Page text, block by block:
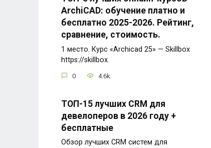
ArchiCAD: обучение платно и
бесплатно 2025-2026. Рейтинг,
сравнение, стоимость.
1 место. Курс «Archicad 25» — Skillbox
https://skillbox.
0 4.6k.
ТОП-15 лучших CRM для
девелоперов в 2026 году +
бесплатные
Обзор лучших CRM систем для